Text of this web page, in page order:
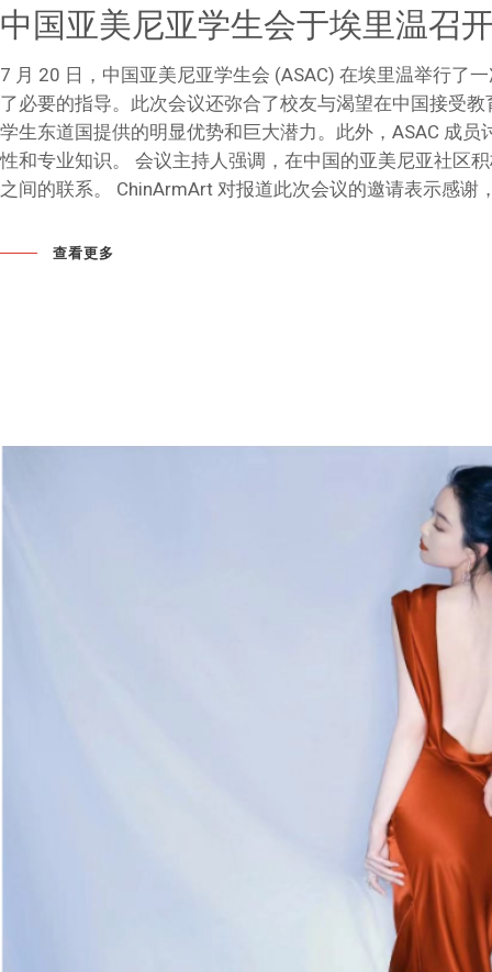
中国亚美尼亚学生会于埃里温召
7 月 20 日，中国亚美尼亚学生会 (ASAC) 在埃里温举行了
了必要的指导。此次会议还弥合了校友与渴望在中国接受
学生东道国提供的明显优势和巨大潜力。此外，ASAC 成
性和专业知识。 会议主持人强调，在中国的亚美尼亚社区
之间的联系。 ChinArmArt 对报道此次会议的邀请表示感
查看更多